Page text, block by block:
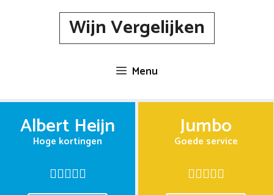
Wijn Vergelijken
Menu
Albert Heijn
Hoge kortingen
Jumbo
Goede service